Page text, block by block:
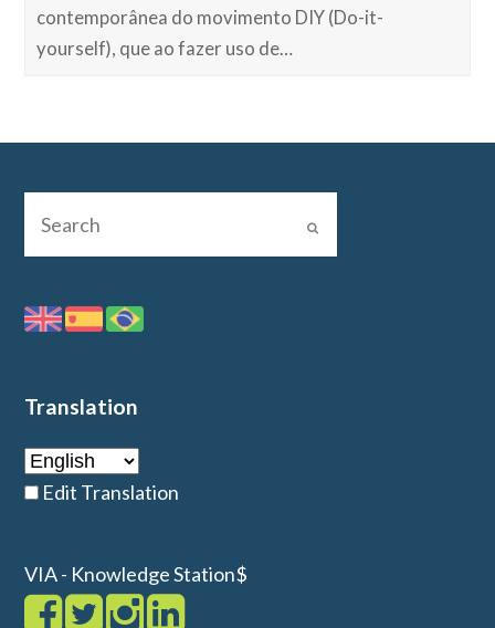
contemporânea do movimento DIY (Do-it-
yourself), que ao fazer uso de…
Translation
Edit Translation
VIA - Knowledge Station$